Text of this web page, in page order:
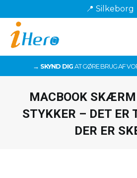
📍 Silkeborg
→ SKYND DIG AT GØRE BRUG AF
MACBOOK SKÆRM
STYKKER – DET ER
DER ER